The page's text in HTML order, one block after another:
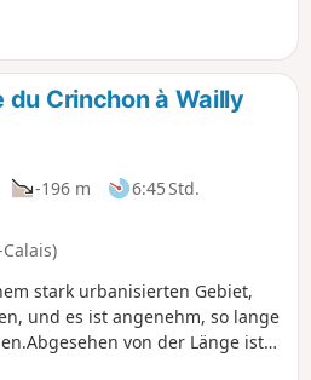
du Diable
und einen
Abtei zu
du Crinchon à Wailly
-196 m
6:45 Std.
stark urbanisierten Gebiet,
und es ist angenehm, so lange
von der Länge ist